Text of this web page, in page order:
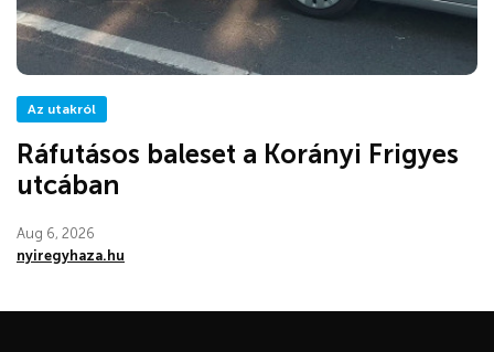
Az utakról
Ráfutásos baleset a Korányi Frigyes
utcában
Aug 6, 2026
nyiregyhaza.hu